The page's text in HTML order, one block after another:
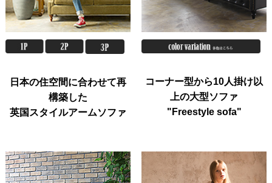
日本の住空間に合わせて再
構築した
英国スタイルアームソファ
コーナー型から10人掛け以
上の大型ソファ
"Freestyle sofa"